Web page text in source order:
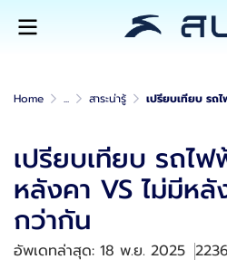
Home ... สาระน่ารู้ เปรียบเทียบ รถไฟฟ้า
เปรียบเทียบ รถไ
หลังคา VS ไม่มีห
กว่ากัน
อัพเดทล่าสุด: 18 พ.ย. 2025